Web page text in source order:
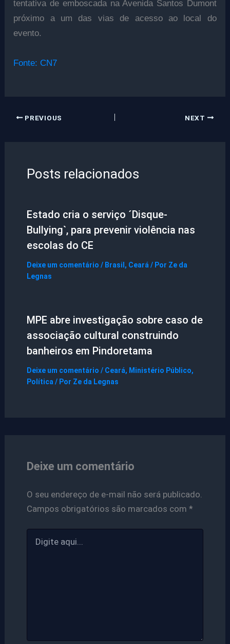
tentativa de emboscada na Avenida Santos Dumont
próximo a um das vias de acesso ao local do
evento.
Fonte: CN7
PREVIOUS NEXT
Posts relacionados
Estado cria o serviço ´Disque-
Bullying`, para prevenir violência nas
escolas do CE
Deixe um comentário / Brasil, Ceará / Por Ze da
Legnas
MPE abre investigação sobre caso de
associação cultural construindo
banheiros em Pindoretama
Deixe um comentário / Ceará, Ministério Público,
Política / Por Ze da Legnas
Deixe um comentário
O seu endereço de e-mail não será publicado.
Campos obrigatórios são marcados com *
aqui...